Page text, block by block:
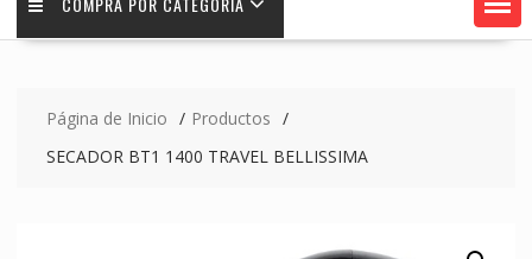
Página de Inicio
Productos
SECADOR BT1 1400 TRAVEL BELLISSIMA